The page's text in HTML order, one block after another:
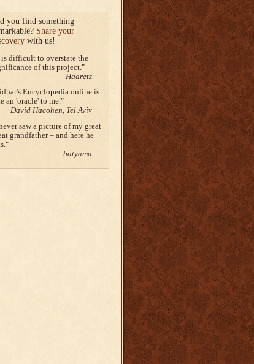
you find something
Share your
with us!
difficult to overstate the
of this project.
Haaretz
Encyclopedia online is
an 'oracle' to me.
David Hacohen, Tel Aviv
saw a picture of my great
grandfather – and here he
batyama